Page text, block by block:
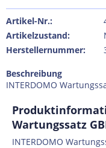
Artikel-Nr.:
Artikelzustand:
Herstellernummer:
Beschreibung
INTERDOMO
Wartungssatz
INTERDOMO